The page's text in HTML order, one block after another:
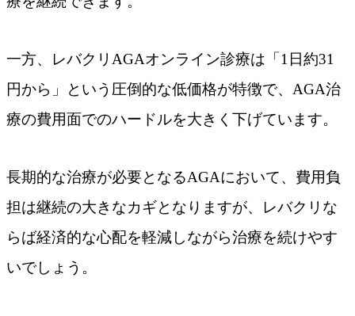
一方、レバクリAGAオンライン診療は「1日約31
円から」という圧倒的な低価格が特徴で、AGA治
療の費用面でのハードルを大きく下げています。
長期的な治療が必要となるAGAにおいて、費用負
担は継続の大きなカギとなりますが、レバクリな
らば経済的な心配を軽減しながら治療を続けやす
いでしょう。